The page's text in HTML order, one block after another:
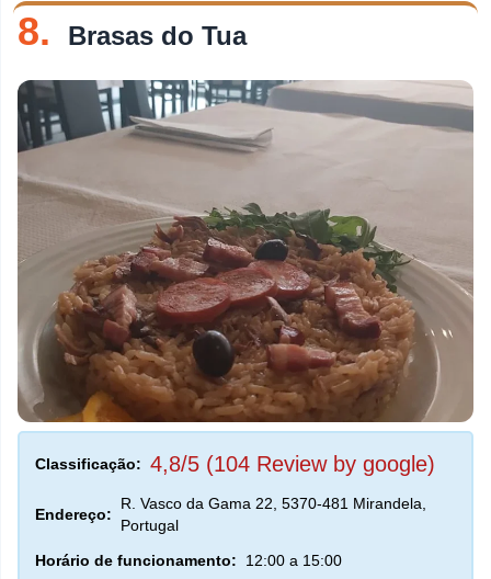
8. Brasas do Tua
Classificação: 4,8/5 (104 Review by google)
Endereço:
R. Vasco da Gama 22, 5370-481 Mirandela,
Portugal
Horário de funcionamento:
12:00 a 15:00